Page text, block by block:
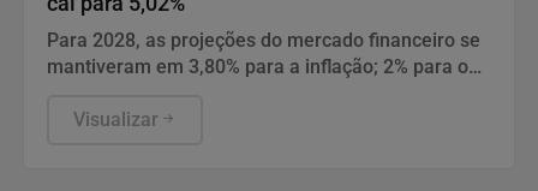
Para 2028, as projeções do mercado financeiro se
mantiveram em 3,80% para a inflação; 2% para o
a taxa Selic.
Visualizar